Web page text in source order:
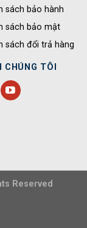
sách bảo hành
sách bảo mật
sách đổi trả hàng
CHÚNG TÔI
Reserved